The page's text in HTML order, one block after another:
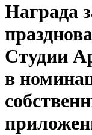
Награда
Студии
в